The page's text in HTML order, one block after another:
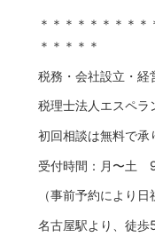
＊＊＊＊＊＊＊＊
＊＊＊＊＊
税務・会社設立・経
税理士法人エスペラ
初回相談は無料で承
受付時間：月〜土
（事前予約により
名古屋駅より、徒歩